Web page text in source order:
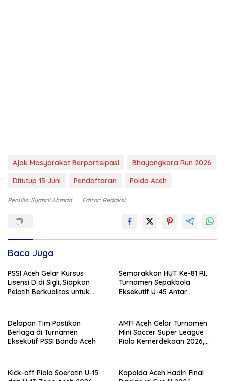
Ajak Masyarakat Berpartisipasi
Bhayangkara Run 2026
Ditutup 15 Juni
Pendaftaran Polda Aceh
Penulis: Syahril Ahmad Editor: Redaksi
Baca Juga
PSSI Aceh Gelar Kursus
Lisensi D di Sigli, Siapkan
Pelatih Berkualitas untuk
Semarakkan HUT Ke-81 RI,
Turnamen Sepakbola
Eksekutif U-45 Antar
Delapan Tim Pastikan
Berlaga di Turnamen
Eksekutif PSSI Banda Aceh
AMFI Aceh Gelar Turnamen
Mini Soccer Super League
Piala Kemerdekaan 2026,
Kick-off Piala Soeratin U-15
Kapolda Aceh Hadiri Final